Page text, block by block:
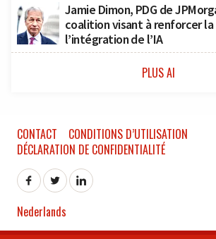
Jamie Dimon, PDG de
coalition visant à renforcer
l’intégration de l’IA
PLUS AI
CONTACT
CONDITIONS D’UTILISATION
DÉCLARATION DE CONFIDENTIALITÉ
Nederlands